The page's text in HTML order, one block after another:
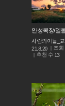
안성목장/일
사람의아들_
21.8.20
조회
추천 수 13